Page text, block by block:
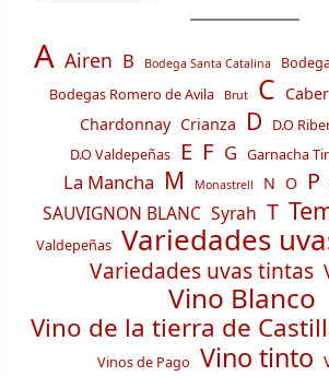
A Airen B Bodega Santa Catalina
Bodegas Romero de Avila
Brut C
Chardonnay Crianza D
D.O
D.O Valdepeñas
E F G Garnacha
La Mancha M Monastrell N O P
SAUVIGNON BLANC Syrah T
Valdepeñas Variedades
Variedades uvas tintas
Vino Blanco
Vino de la tierra de
Vinos de Pago Vino tinto